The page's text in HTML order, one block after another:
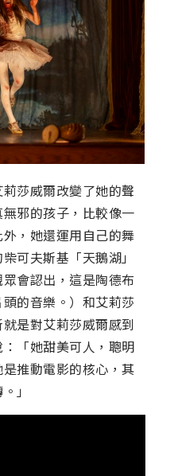
莎威爾改變了她的聲
邪的孩子，比較像一
，她還運用自己的舞
可夫斯基「天鵝湖」
會認出，這是陶德布
的音樂。）和艾莉莎
是對艾莉莎威爾感到
「她甜美可人，聰明
推動電影的核心，其
」